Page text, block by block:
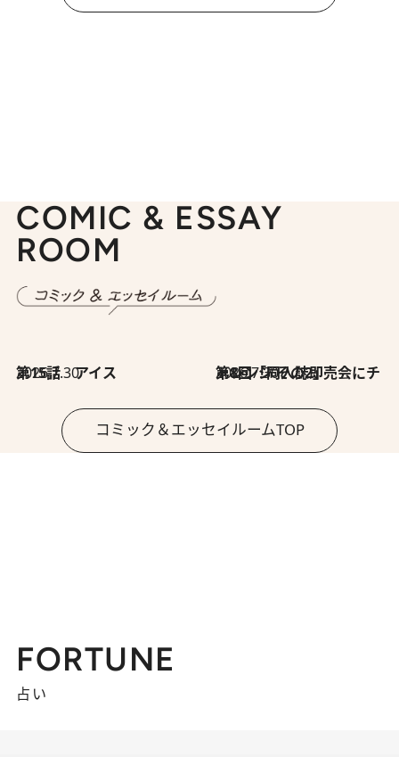
COMIC & ESSAY
ROOM
2026.7.30
第15話 アイス 2026.7.30
第8回「同人誌即売会にチャレンジ その2」
コミック＆エッセイルームTOP
FORTUNE
占い